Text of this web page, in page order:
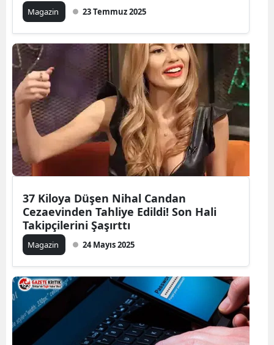
Magazin 23 Temmuz 2025
37 Kiloya Düşen Nihal Candan
Cezaevinden Tahliye Edildi! Son Hali
Takipçilerini Şaşırttı
Magazin 24 Mayıs 2025